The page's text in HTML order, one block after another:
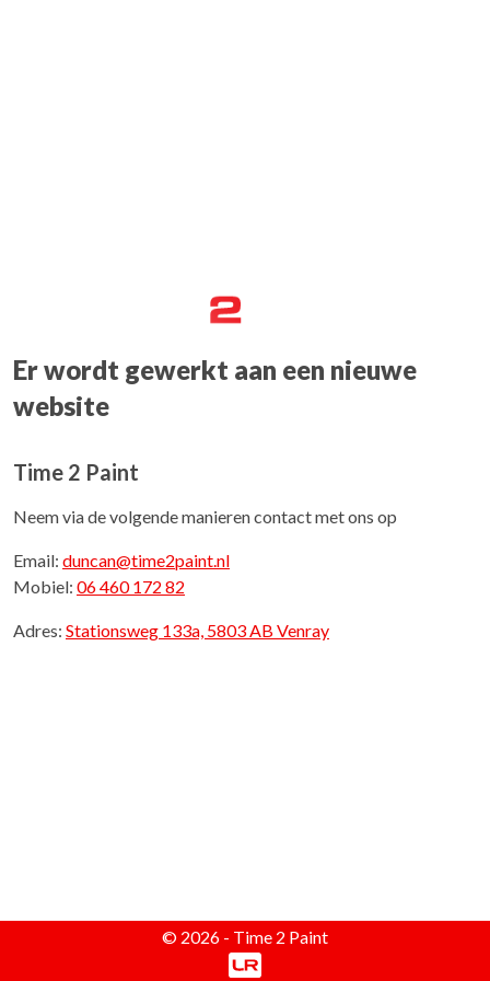
Er wordt gewerkt aan een nieuwe
website
Time 2 Paint
Neem via de volgende manieren contact met ons op
Email: duncan@time2paint.nl
Mobiel: 06 460 172 82
Adres: Stationsweg 133a, 5803 AB Venray
© 2026 - Time 2 Paint